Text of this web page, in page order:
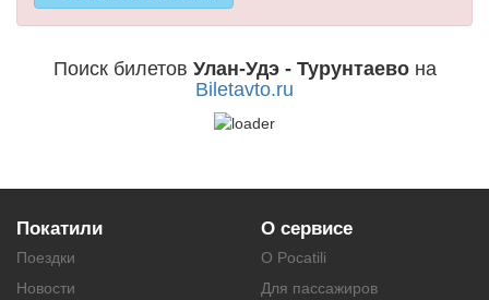
Поиск билетов Улан-Удэ - Турунтаевона
Biletavto.ru
Покатили
Поездки
Новости
О сервисе
О Pocatili
Для пассажиров